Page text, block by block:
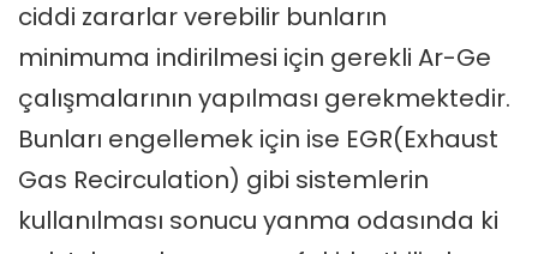
ciddi zararlar verebilir bunların
minimuma indirilmesi için gerekli Ar-Ge
çalışmalarının yapılması gerekmektedir.
Bunları engellemek için ise EGR(Exhaust
Gas Recirculation) gibi sistemlerin
kullanılması sonucu yanma odasında ki